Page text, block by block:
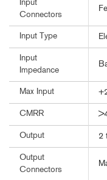
Input
Connectors
Input Type
Input
Impedance
Max Input
CMRR
Output 2
Output
Connectors